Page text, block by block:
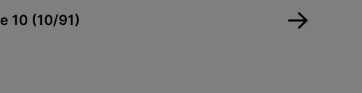
10 (10/91)